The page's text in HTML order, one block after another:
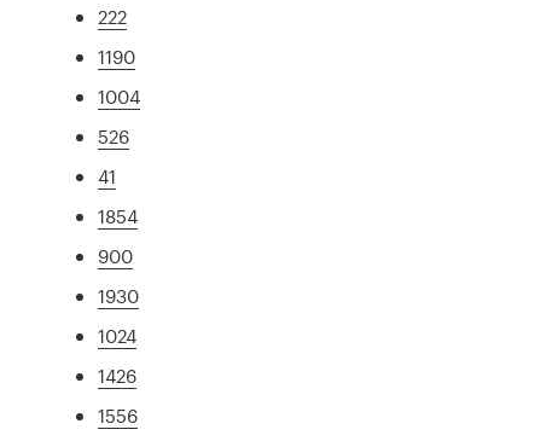
222
1190
1004
526
41
1854
900
1930
1024
1426
1556